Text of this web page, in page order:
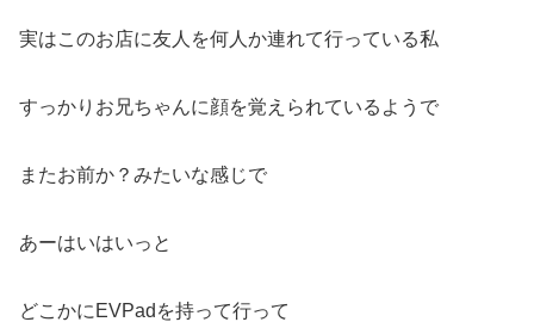
実はこのお店に友人を何人か連れて行っている私
すっかりお兄ちゃんに顔を覚えられているようで
またお前か？みたいな感じで
あーはいはいっと
どこかにEVPadを持って行って